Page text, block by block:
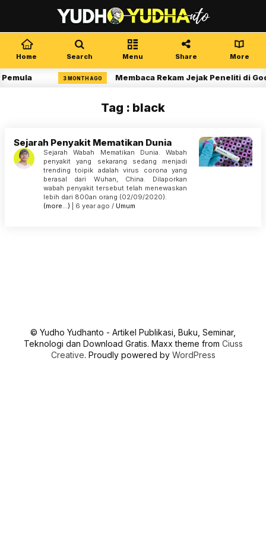
Home Search Menu Share More
3 MONTH AGO Membaca Rekam Jejak Peneliti di
Tag : black
Sejarah Penyakit Mematikan Dunia
Sejarah Wabah Mematikan Dunia. Wabah
penyakit yang sekarang sedang menjadi
trending toipik adalah virus corona yang
berasal dari Wuhan, China. Dilaporkan
wabah penyakit tersebut telah menewaskan
lebih dari 800an orang (02/09/2020).
(more…) | 6 year ago / Umum
© Yudho Yudhanto - Artikel Publikasi, Buku, Seminar,
Teknologi dan Download Gratis. Maxx theme from Ciuss
Creative. Proudly powered by WordPress